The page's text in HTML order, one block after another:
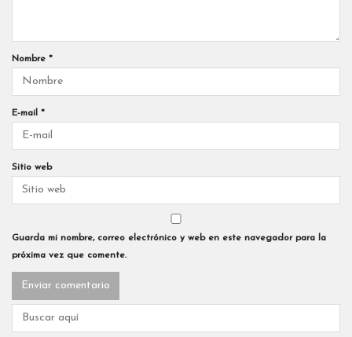
Nombre *
E-mail *
Sitio web
Guarda mi nombre, correo electrónico y web en este navegador para la
próxima vez que comente.